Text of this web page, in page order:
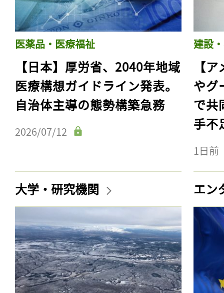
医薬品・医療福祉
【日本】厚労省、2040年地域
医療構想ガイドライン発表。
自治体主導の態勢構築急務
2026/07/12
建設
【
やグ
で共
手不
1日前
大学・研究機関 エン